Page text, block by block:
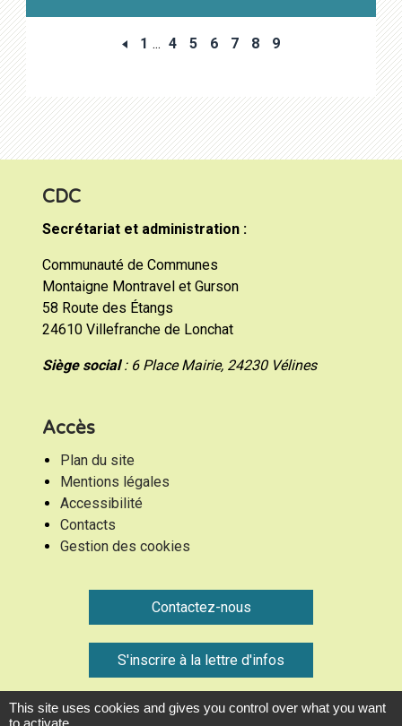
1 ... 4 5 6 7 8 9
CDC
Secrétariat et administration :
Communauté de Communes
Montaigne Montravel et Gurson
58 Route des Étangs
24610 Villefranche de Lonchat
Siège social: 6 Place Mairie, 24230 Vélines
Accès
Plan du site
Mentions légales
Accessibilité
Contacts
Gestion des cookies
Contactez-nous
S'inscrire à la lettre d'infos
Communauté de Communes Montaigne Montravel et
This site uses cookies and gives you control over what you want
to activate